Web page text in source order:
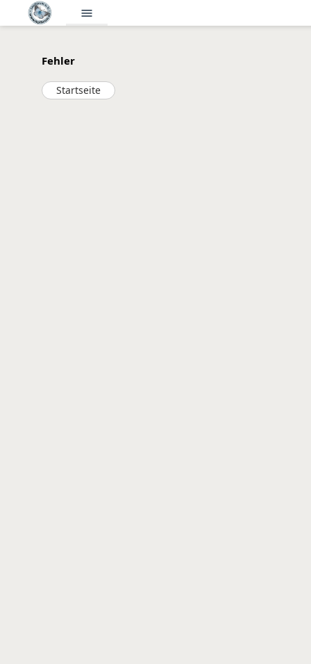
menu
Fehler
Startseite